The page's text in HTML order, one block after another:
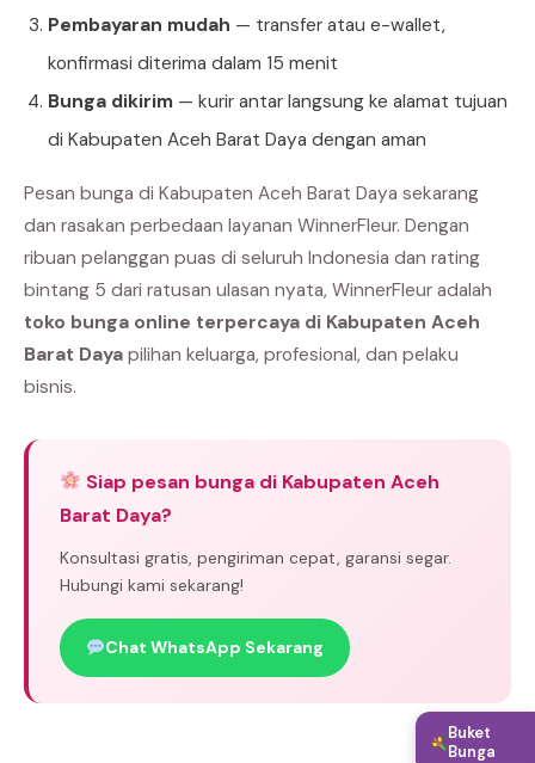
Pembayaran mudah — transfer atau e-wallet,
konfirmasi diterima dalam 15 menit
Bunga dikirim — kurir antar langsung ke alamat tujuan
di Kabupaten Aceh Barat Daya dengan aman
Pesan bunga di Kabupaten Aceh Barat Daya sekarang
dan rasakan perbedaan layanan WinnerFleur. Dengan
ribuan pelanggan puas di seluruh Indonesia dan rating
bintang 5 dari ratusan ulasan nyata, WinnerFleur adalah
toko bunga online terpercaya di Kabupaten Aceh
Barat Daya pilihan keluarga, profesional, dan pelaku
bisnis.
Siap pesan bunga di Kabupaten Aceh
Barat Daya?
Konsultasi gratis, pengiriman cepat, garansi segar.
Hubungi kami sekarang!
Chat WhatsApp Sekarang
Buket
Bunga